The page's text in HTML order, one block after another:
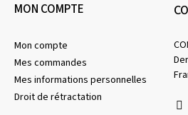
MON COMPTE
Mon compte
Mes commandes
Mes informations personnelles
Droit de rétractation